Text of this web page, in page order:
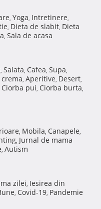
, Yoga, Intretinere,
, Dieta de slabit, Dieta
, Sala de acasa
, Salata, Cafea, Supa,
, Aperitive, Desert,
Ciorba pui, Ciorba burta,
, Mobila, Canapele,
, Jurnal de mama
, Autism
zilei, Iesirea din
, Covid-19, Pandemie